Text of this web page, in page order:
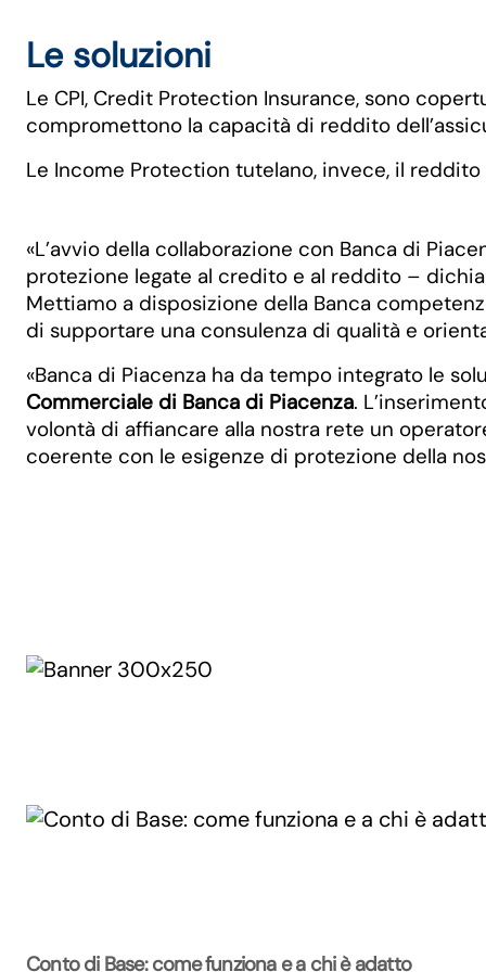
Le soluzioni
Le CPI, Credit Protection Insurance, sono
compromettono la capacità di reddito
Le Income Protection tutelano, invece, il
«L’avvio della collaborazione con Banca di
protezione legate al credito e al reddito –
Mettiamo a disposizione della Banca
di supportare una consulenza di qualità e
«Banca di Piacenza ha da tempo integrato le
Commerciale di Banca di Piacenza.
volontà di affiancare alla nostra rete un
coerente con le esigenze di protezione della
Conto di Base: come funziona e a chi è adatto